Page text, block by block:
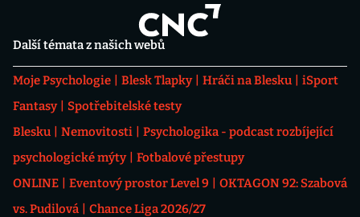
Další témata z našich webů
Moje Psychologie Blesk Tlapky Hráči na Blesku
iSport
Fantasy
Spotřebitelské testy
Blesku
Nemovitosti
Psychologika - podcast rozbíjející
psychologické mýty
Fotbalové přestupy
ONLINE
Eventový prostor Level 9
OKTAGON 92: Szabová
vs. Pudilová
Chance Liga 2026/27